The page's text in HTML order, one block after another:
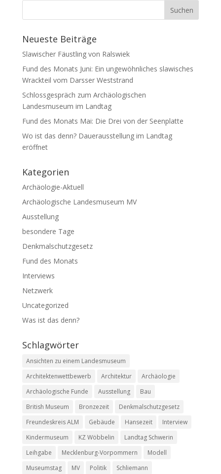
Neueste Beiträge
Slawischer Fäustling von Ralswiek
Fund des Monats Juni: Ein ungewöhnliches slawisches
Wrackteil vom Darsser Weststrand
Schlossgespräch zum Archäologischen
Landesmuseum im Landtag
Fund des Monats Mai: Die Drei von der Seenplatte
Wo ist das denn? Dauerausstellung im Landtag
eröffnet
Kategorien
Archäologie-Aktuell
Archäologische Landesmuseum MV
Ausstellung
besondere Tage
Denkmalschutzgesetz
Fund des Monats
Interviews
Netzwerk
Uncategorized
Was ist das denn?
Schlagwörter
Ansichten zu einem Landesmuseum
Architektenwettbewerb
Architektur
Archäologie
Archäologische Funde
Ausstellung
Bau
British Museum
Bronzezeit
Denkmalschutzgesetz
Freundeskreis ALM
Gebäude Hansezeit
Interview
Kindermuseum
KZ Wöbbelin
Landtag Schwerin
Leihgabe
Mecklenburg-Vorpommern
Modell
Museumstag
MV Politik Schliemann